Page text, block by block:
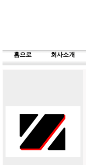
홈으로 회사소개